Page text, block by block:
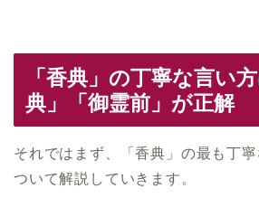
「香典」の丁寧な言い
典」「御霊前」が正解
それではまず、「香典」の最も丁
ついて解説していきます。